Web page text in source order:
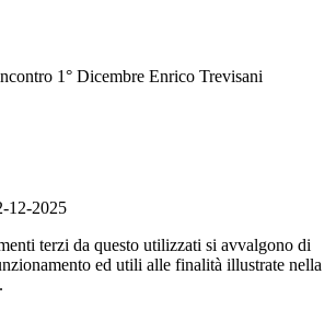
1° Dicembre Enrico Trevisani
12-2025
terzi da questo utilizzati si avvalgono di
ed utili alle finalità illustrate nella
.